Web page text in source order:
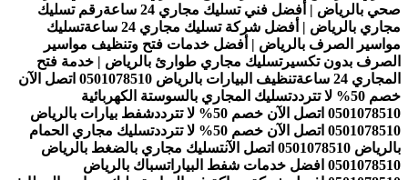
صحي بالرياض | أفضل فني تسليك مجاري 24 ساعة
رقم تسليك
مجاري بالرياض | أفضل شركة تسليك مجاري 24 ساعة
تسليك
مواسير الصرف بالرياض | أفضل خدمات فتح وتنظيف مواسير
الصرف بدون تكسيرتسليك مجاري طوارئ بالرياض | خدمة فتح
المجاري 24 ساعة
تنظيف البيارات بالرياض 0501078510 اتصل الآن
خصم 50% لا تتردد
تسليك المجاري بالسوستة الكهربائية
0501078510 اتصل الآن خصم 50% لا تتردد
شفط بيارات بالرياض
0501078510 اتصل الآن خصم 50% لا تتردد
تسليك مجاري الحمام
بالرياض 0501078510 اتصل الآن
تسليك مجاري بالضغط بالرياض
0501078510 افضل خدمات شفط البيارات
سباك بالرياض